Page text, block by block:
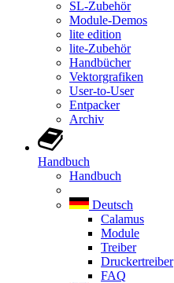
SL-Zubehör
Module-Demos
lite edition
lite-Zubehör
Handbücher
Vektorgrafiken
User-to-User
Entpacker
Archiv
Handbuch
Handbuch
Deutsch
Calamus
Module
Treiber
Druckertreiber
FAQ